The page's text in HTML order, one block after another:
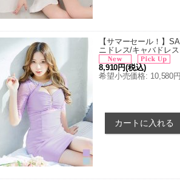
【サマーセール！】
ニドレス/キャバドレ
8,910円(税込)
希望小売価格: 10,580円